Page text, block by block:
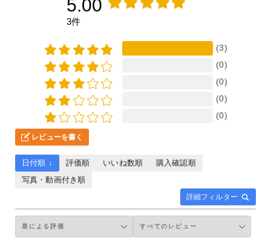
5.00
3件
(3)
(0)
(0)
(0)
(0)
レビューを書く
詳細フィルター
日付順 ↓ 評価順 いいね数順
購入確認順
写真・動画付き順